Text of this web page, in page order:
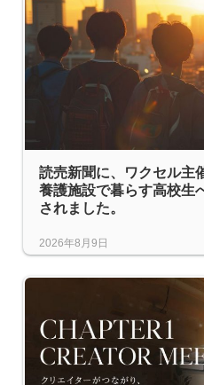
読売新聞に、ワクセル主
養護施設で暮らす高校生
されました。
2026年8月9日